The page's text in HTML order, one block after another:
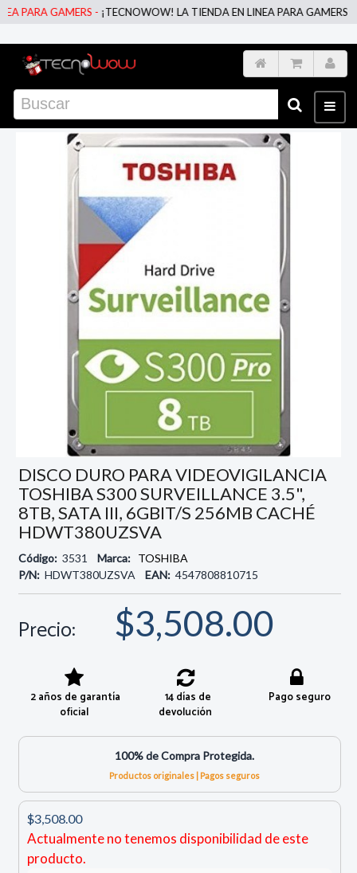
PARA GAMERS -¡TECNOWOW! LA TIENDA EN LINEA PARA GAMERS -
DISCO DURO PARA VIDEOVIGILANCIA
TOSHIBA S300 SURVEILLANCE 3.5",
8TB, SATA III, 6GBIT/S 256MB CACHÉ
HDWT380UZSVA
Código: 3531 Marca: TOSHIBA
P/N: HDWT380UZSVA EAN: 4547808810715
Precio: $3,508.00
2 años de garantía
oficial
14 días de
devolución
Pago seguro
100% de Compra Protegida.
Productos originales | Pagos seguros
$3,508.00
Actualmente no tenemos disponibilidad de este
producto.